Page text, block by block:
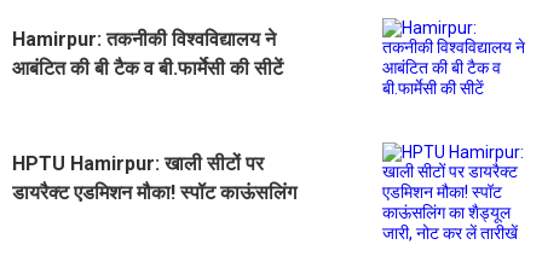
Hamirpur: तकनीकी विश्वविद्यालय ने
आबंटित की बी टैक व बी.फार्मेसी की सीटें
HPTU Hamirpur: खाली सीटों पर
डायरैक्ट एडमिशन मौका! स्पॉट काऊंसलिंग